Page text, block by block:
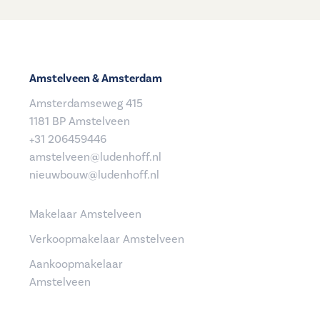
Amstelveen & Amsterdam
Amsterdamseweg 415
1181 BP Amstelveen
+31 206459446
amstelveen@ludenhoff.nl
nieuwbouw@ludenhoff.nl
Makelaar Amstelveen
Verkoopmakelaar Amstelveen
Aankoopmakelaar
Amstelveen